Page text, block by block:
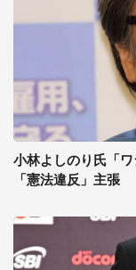
小林よしのり氏「
「憲法違反」主張